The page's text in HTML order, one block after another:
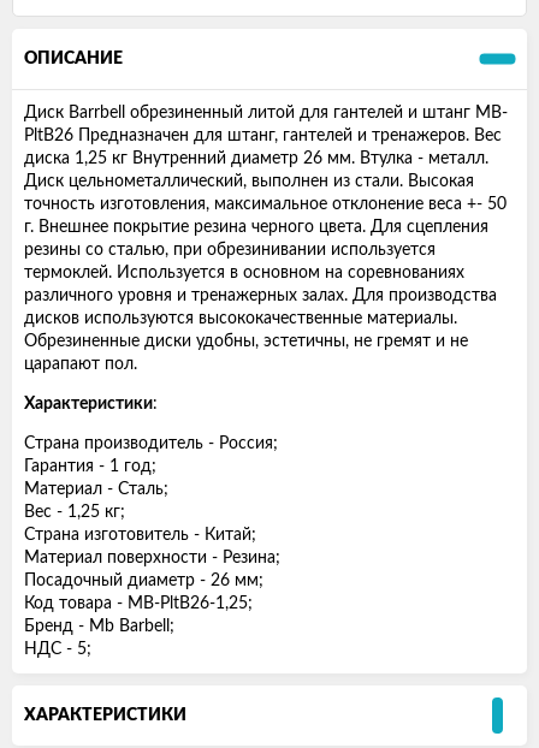
ОПИСАНИЕ
Диск Barrbell обрезиненный литой для гантелей и штанг MB-
PltB26 Предназначен для штанг, гантелей и тренажеров. Вес
диска 1,25 кг Внутренний диаметр 26 мм. Втулка - металл.
Диск цельнометаллический, выполнен из стали. Высокая
точность изготовления, максимальное отклонение веса +- 50
г. Внешнее покрытие резина черного цвета. Для сцепления
резины со сталью, при обрезинивании используется
термоклей. Используется в основном на соревнованиях
различного уровня и тренажерных залах. Для производства
дисков используются высококачественные материалы.
Обрезиненные диски удобны, эстетичны, не гремят и не
царапают пол.
Характеристики:
Страна производитель - Россия;
Гарантия - 1 год;
Материал - Сталь;
Вес - 1,25 кг;
Страна изготовитель - Китай;
Материал поверхности - Резина;
Посадочный диаметр - 26 мм;
Код товара - MB-PltB26-1,25;
Бренд - Mb Barbell;
НДС - 5;
ХАРАКТЕРИСТИКИ